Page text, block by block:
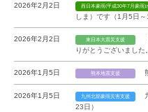
2026年2月2日 西日本豪雨(平成30年7月豪雨)
しま）です（1月5日～
2026年2月2日 東日本大震災支援
りがとうございました。
2026年1月5日 熊本地震支援
2026年1月5日 九州北部豪雨災害支援
23日）